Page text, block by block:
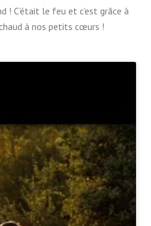
! C’était le feu et c’est grâce à
à nos petits cœurs !